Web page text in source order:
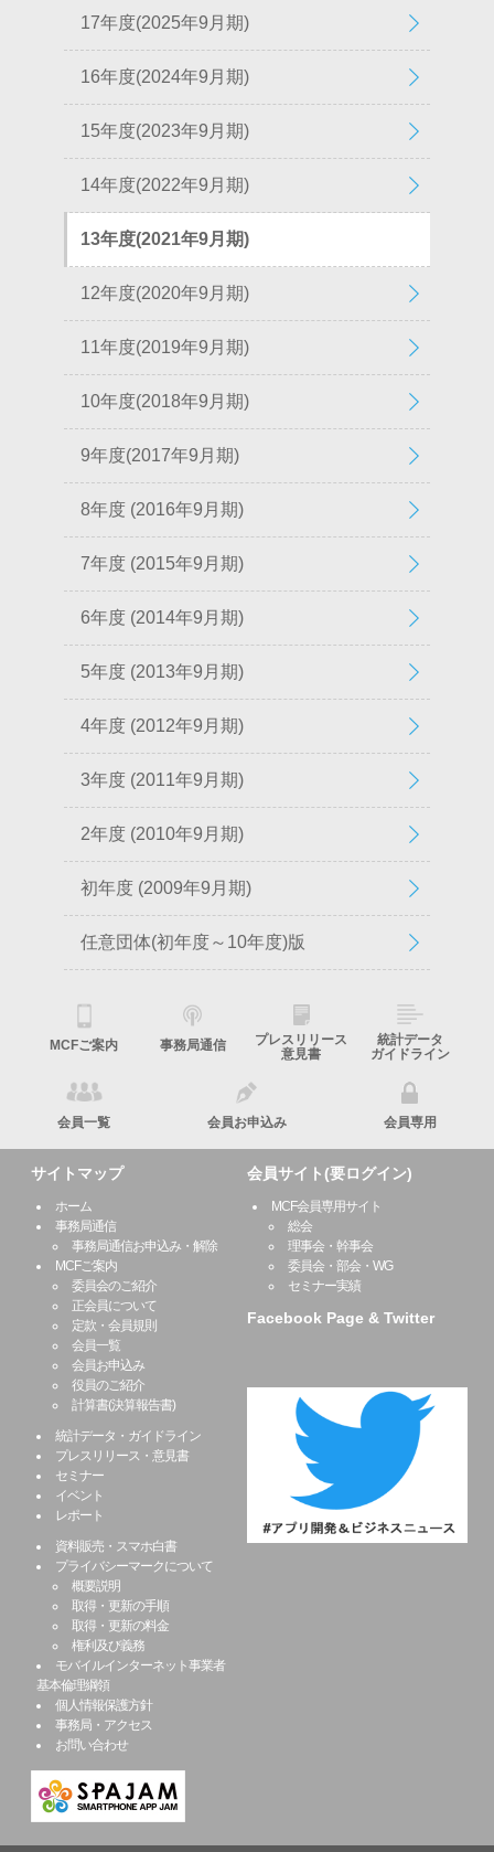
17年度(2025年9月期)
16年度(2024年9月期)
15年度(2023年9月期)
14年度(2022年9月期)
13年度(2021年9月期)
12年度(2020年9月期)
11年度(2019年9月期)
10年度(2018年9月期)
9年度(2017年9月期)
8年度 (2016年9月期)
7年度 (2015年9月期)
6年度 (2014年9月期)
5年度 (2013年9月期)
4年度 (2012年9月期)
3年度 (2011年9月期)
2年度 (2010年9月期)
初年度 (2009年9月期)
任意団体(初年度～10年度)版
MCFご案内 事務局通信
プレスリリース
意見書
統計データ
ガイドライン
会員一覧 会員お申込み 会員専用
サイトマップ
ホーム
事務局通信
事務局通信お申込み・解除
MCFご案内
委員会のご紹介
正会員について
定款・会員規則
会員一覧
会員お申込み
役員のご紹介
計算書(決算報告書)
統計データ・ガイドライン
プレスリリース・意見書
セミナー
イベント
レポート
資料販売・スマホ白書
プライバシーマークについて
概要説明
取得・更新の手順
取得・更新の料金
権利及び義務
モバイルインターネット事業者
基本倫理綱領
個人情報保護方針
事務局・アクセス
お問い合わせ
会員サイト(要ログイン)
MCF会員専用サイト
総会
理事会・幹事会
委員会・部会・WG
セミナー実績
Facebook Page & Twitter